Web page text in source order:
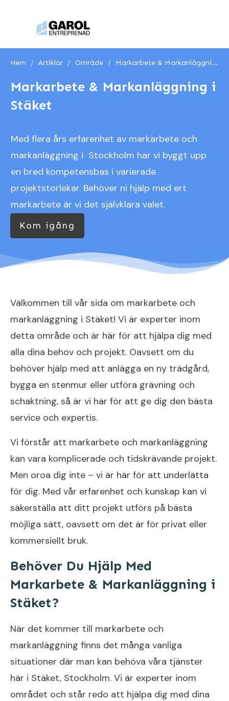
Hem / Artiklar / Område / Markarbete & Markanläggning i Stäket
Markarbete & Markanläggning i
Stäket
Med flera års erfarenhet av markarbete och
markanläggning i Stockholm har vi byggt upp
en bred kompetensbas i varierade
projektstorlekar. Behöver ni hjälp med ert
markarbete är vi det självklara valet.
Kom igång
Välkommen till vår sida om markarbete och
markanläggning i Stäket! Vi är experter inom
detta område och är här för att hjälpa dig med
alla dina behov och projekt. Oavsett om du
behöver hjälp med att anlägga en ny trädgård,
bygga en stenmur eller utföra grävning och
schaktning, så är vi här för att ge dig den bästa
service och expertis.
Vi förstår att markarbete och markanläggning
kan vara komplicerade och tidskrävande projekt.
Men oroa dig inte – vi är här för att underlätta
för dig. Med vår erfarenhet och kunskap kan vi
säkerställa att ditt projekt utförs på bästa
möjliga sätt, oavsett om det är för privat eller
kommersiellt bruk.
Behöver Du Hjälp Med
Markarbete & Markanläggning i
Stäket?
När det kommer till markarbete och
markanläggning finns det många vanliga
situationer där man kan behöva våra tjänster
här i Stäket, Stockholm. Vi är experter inom
området och står redo att hjälpa dig med dina